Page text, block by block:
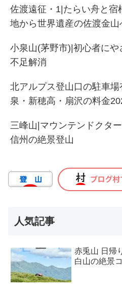
佐渡遠征・1|たらい舟と宿
地から世界遺産の佐渡金山
小泉山(茅野市)|初心者に
不足解消
北アルプス登山口の駐車
泉・新穂高・扇沢の料金
三峰山|マウンテンドクタ
信州の絶景登山
人気記事
赤兎山 日帰
白山の絶景